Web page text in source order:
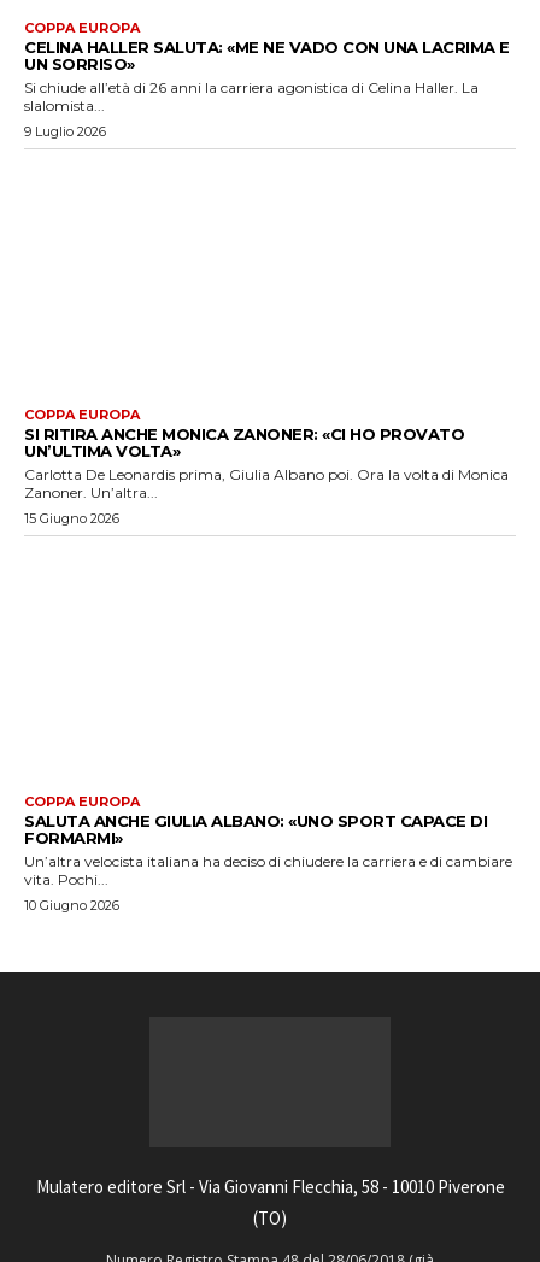
COPPA EUROPA
CELINA HALLER SALUTA: «ME NE VADO CON UNA LACRIMA E
UN SORRISO»
Si chiude all’età di 26 anni la carriera agonistica di Celina Haller. La
slalomista...
9 Luglio 2026
COPPA EUROPA
SI RITIRA ANCHE MONICA ZANONER: «CI HO PROVATO
UN’ULTIMA VOLTA»
Carlotta De Leonardis prima, Giulia Albano poi. Ora la volta di Monica
Zanoner. Un’altra...
15 Giugno 2026
COPPA EUROPA
SALUTA ANCHE GIULIA ALBANO: «UNO SPORT CAPACE DI
FORMARMI»
Un’altra velocista italiana ha deciso di chiudere la carriera e di cambiare
vita. Pochi...
10 Giugno 2026
Mulatero editore Srl - Via Giovanni Flecchia, 58 - 10010 Piverone
(TO)